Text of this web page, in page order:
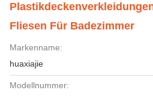
Fliesen Für Badezimmer
Markenname:
huaxiajie
Modellnummer: